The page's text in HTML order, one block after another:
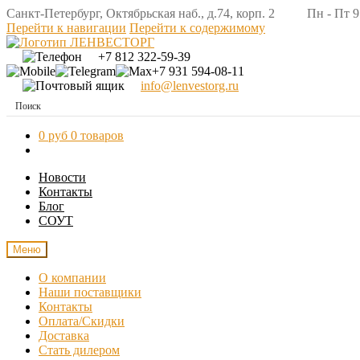
Санкт-Петербург, Октябрьская наб., д.74, корп. 2 Пн - Пт
Перейти к навигации Перейти к содержимому
+7 812 322-59-39
+7 931 594-08-11
info@lenvestorg.ru
0 руб 0 товаров
Новости
Контакты
Блог
СОУТ
Меню
О компании
Наши поставщики
Контакты
Оплата/Скидки
Доставка
Стать дилером